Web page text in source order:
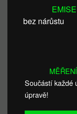
EMISE
bez nárůstu
Součástí každé
úpravě!